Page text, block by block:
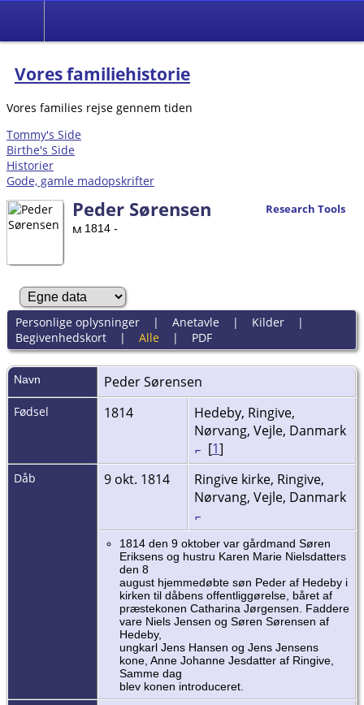
Vores familiehistorie
Vores families rejse gennem tiden
Tommy's Side
Birthe's Side
Historier
Gode, gamle madopskrifter
Research Tools
Peder Sørensen
1814 -
Personlige oplysninger| Anetavle | Kilder|
Begivenhedskort| Alle | PDF
Navn PederSørensen
Fødsel 1814
Hedeby, Ringive,
Nørvang, Vejle, Danmark
[1]
Dåb 9 okt. 1814
Ringive kirke, Ringive,
Nørvang, Vejle, Danmark
1814 den 9 oktober var gårdmand Søren
Eriksens og hustru Karen Marie Nielsdatters
den 8
august hjemmedøbte søn Peder af Hedeby i
kirken til dåbens offentliggørelse, båret af
præstekonen Catharina Jørgensen. Faddere
vare Niels Jensen og Søren Sørensen af
Hedeby,
ungkarl Jens Hansen og Jens Jensens
kone, Anne Johanne Jesdatter af Ringive,
Samme dag
blev konen introduceret.